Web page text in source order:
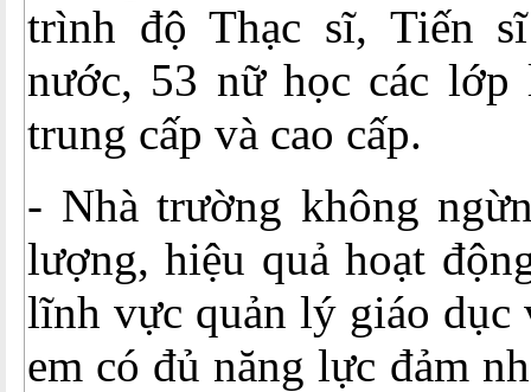
trình độ Thạc sĩ, Tiến
nước, 53 nữ học các
trung cấp và cao cấp.
- Nhà trường không
lượng, hiệu quả hoạt
lĩnh vực quản lý giáo dục
em có đủ năng lực đảm